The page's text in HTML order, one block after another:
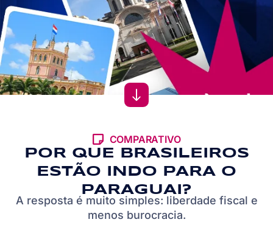
COMPARATIVO
POR QUE BRASILEIROS
ESTÃO INDO PARA O
PARAGUAI?
A resposta é muito simples: liberdade fiscal e
menos burocracia.